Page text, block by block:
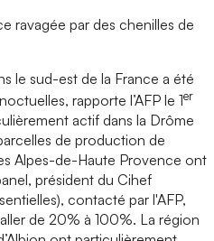
ravagée par des chenilles de
le sud-est de la France a été
rapporte l’AFP le 1er
actif dans la Drôme
de production de
Alpes-de-Haute Provence ont
président du Cihef
contacté par l'AFP,
de 20% à 100%. La région